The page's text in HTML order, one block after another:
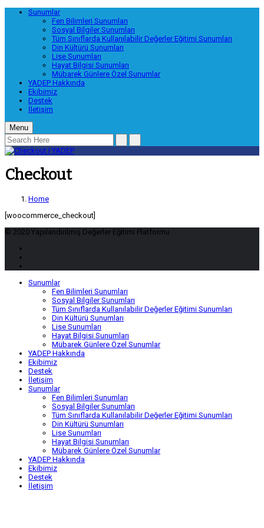
Sunumlar
Fen Bilimleri Sunumları
Sosyal Bilgiler Sunumları
Tüm Sınıflarda Kullanılabilir Değerler Eğitimi Sunumları
Din Kültürü Sunumları
Lise Sunumları
Hayat Bilgisi Sunumları
Mübarek Günlere Özel Sunumlar
YADEP Hakkında
Ekibimiz
Destek
İletişim
Menu
Checkout
Home
[woocommerce_checkout]
© 2020 Yapılandırılmış Değerler Eğitimi Platformu
Sunumlar
Fen Bilimleri Sunumları
Sosyal Bilgiler Sunumları
Tüm Sınıflarda Kullanılabilir Değerler Eğitimi Sunumları
Din Kültürü Sunumları
Lise Sunumları
Hayat Bilgisi Sunumları
Mübarek Günlere Özel Sunumlar
YADEP Hakkında
Ekibimiz
Destek
İletişim
Sunumlar
Fen Bilimleri Sunumları
Sosyal Bilgiler Sunumları
Tüm Sınıflarda Kullanılabilir Değerler Eğitimi Sunumları
Din Kültürü Sunumları
Lise Sunumları
Hayat Bilgisi Sunumları
Mübarek Günlere Özel Sunumlar
YADEP Hakkında
Ekibimiz
Destek
İletişim